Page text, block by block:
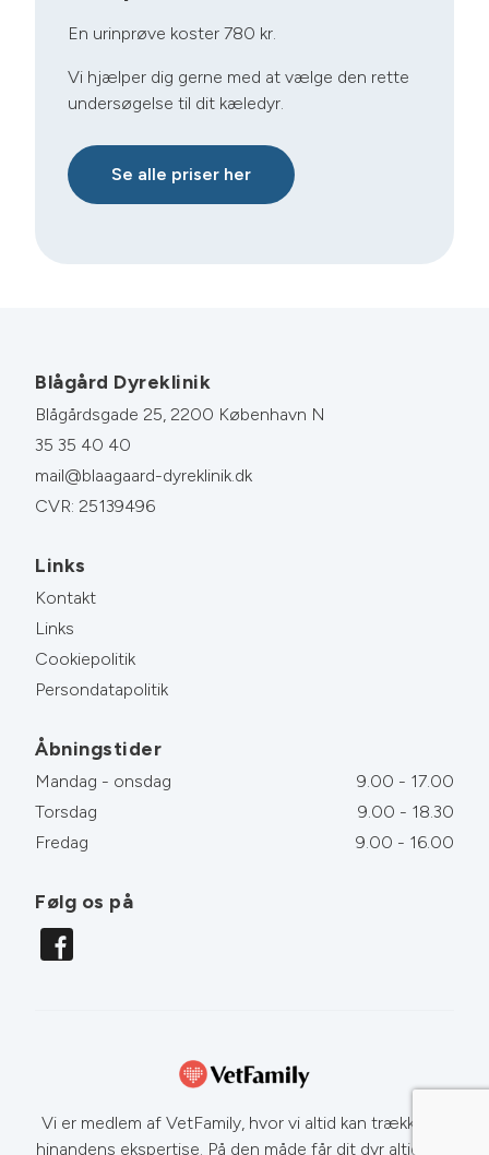
En urinprøve koster 780 kr.
Vi hjælper dig gerne med at vælge den rette
undersøgelse til dit kæledyr.
Se alle priser her
Blågård Dyreklinik
Blågårdsgade 25, 2200 København N
35 35 40 40
mail@blaagaard-dyreklinik.dk
CVR: 25139496
Links
Kontakt
Links
Cookiepolitik
Persondatapolitik
Åbningstider
Mandag - onsdag
9.00 - 17.00
Torsdag
9.00 - 18.30
Fredag
9.00 - 16.00
Følg os på
Vi er medlem af VetFamily, hvor vi altid kan trække på
hinandens ekspertise. På den måde får dit dyr altid den